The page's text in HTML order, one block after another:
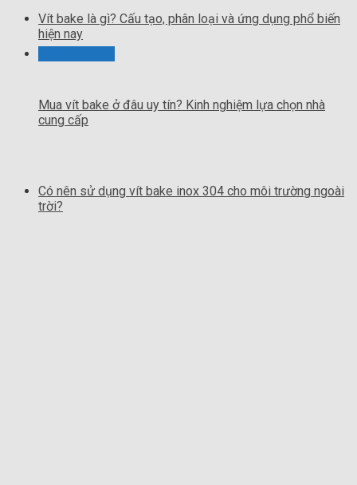
Vít bake là gì? Cấu tạo, phân loại và ứng dụng phổ biến
hiện nay
Mua vít bake ở đâu uy tín? Kinh nghiệm lựa chọn nhà
cung cấp
Có nên sử dụng vít bake inox 304 cho môi trường ngoài
trời?